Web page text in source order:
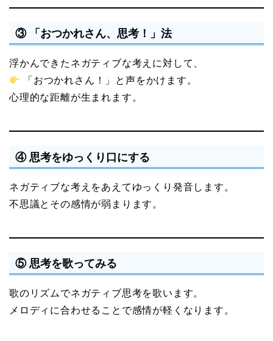
③ 「おつかれさん、思考！」法
浮かんできたネガティブな考えに対して、
「おつかれさん！」と声をかけます。
心理的な距離が生まれます。
④ 思考をゆっくり口にする
ネガティブな考えをあえてゆっくり発音します。
不思議とその感情が弱まります。
⑤ 思考を歌ってみる
歌のリズムでネガティブ思考を歌います。
メロディに合わせることで感情が軽くなります。